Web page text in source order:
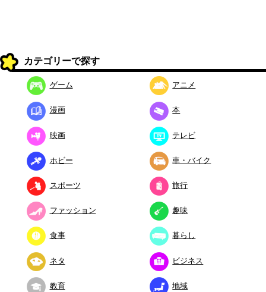
カテゴリーで探す
ゲーム アニメ
漫画 本
映画 テレビ
ホビー 車・バイク
スポーツ 旅行
ファッション 趣味
食事 暮らし
ネタ ビジネス
教育 地域